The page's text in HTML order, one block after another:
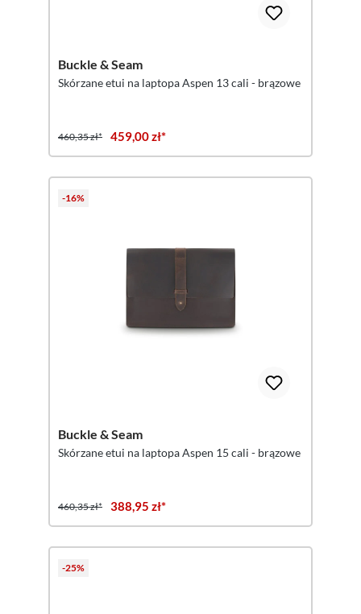
Buckle & Seam
Skórzane etui na laptopa Aspen 13 cali - brązowe
460,35 zł* 459,00 zł*
-16%
Buckle & Seam
Skórzane etui na laptopa Aspen 15 cali - brązowe
460,35 zł* 388,95 zł*
-25%